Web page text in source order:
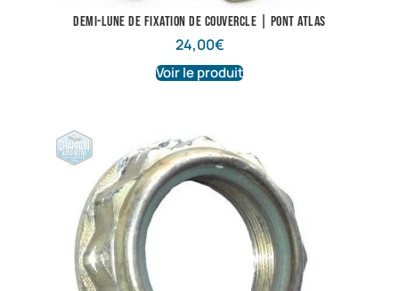
Demi-lune de fixation de couvercle | Pont Atlas
24,00€
Voir le produit